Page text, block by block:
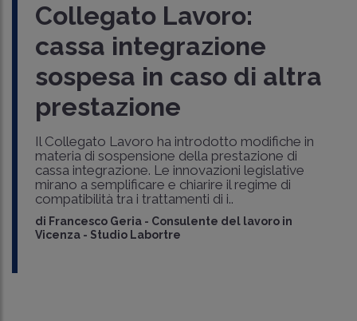
Collegato Lavoro:
cassa integrazione
sospesa in caso di altra
prestazione
Il Collegato Lavoro ha introdotto modifiche in
materia di sospensione della prestazione di
cassa integrazione. Le innovazioni legislative
mirano a semplificare e chiarire il regime di
compatibilità tra i trattamenti di i..
di Francesco Geria - Consulente del lavoro in
Vicenza - Studio Labortre